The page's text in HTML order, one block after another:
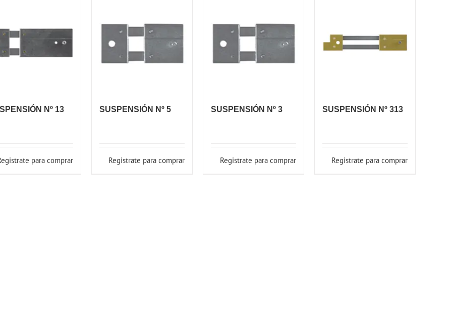
Nº 13
para comprar
SUSPENSIÓN Nº 5
Registrate para comprar
SUSPENSIÓN Nº 3
Registrate para comprar
SUSPENSIÓN Nº 313
Registrate para comprar